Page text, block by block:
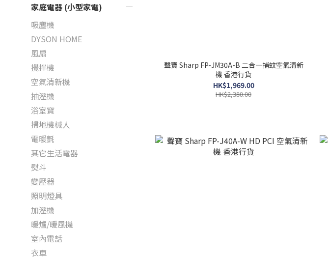
家庭電器 (小型家電)
吸塵機
DYSON HOME
風扇
攪拌機
空氣清新機
抽溼機
浴室寶
掃地機械人
電暖氈
其它生活電器
熨斗
變壓器
照明燈具
加溼機
暖爐/暖風機
室內電話
衣車
聲寶 Sharp FP-JM30A-B 二合一捕蚊空氣清新
機 香港行貨
HK$1,969.00
HK$2,380.00